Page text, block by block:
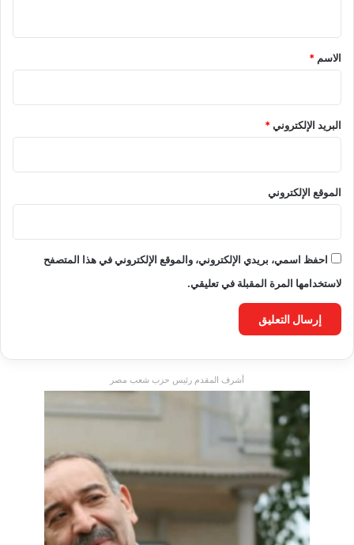
*
الاسم *
البريد الإلكتروني*
الموقع الإلكتروني
احفظ اسمي، بريدي الإلكتروني، والموقع الإلكتروني في هذا المتصفح
لاستخدامها المرة المقبلة في تعليقي.
أشرف المقدم رئيس حزب شعب مصر